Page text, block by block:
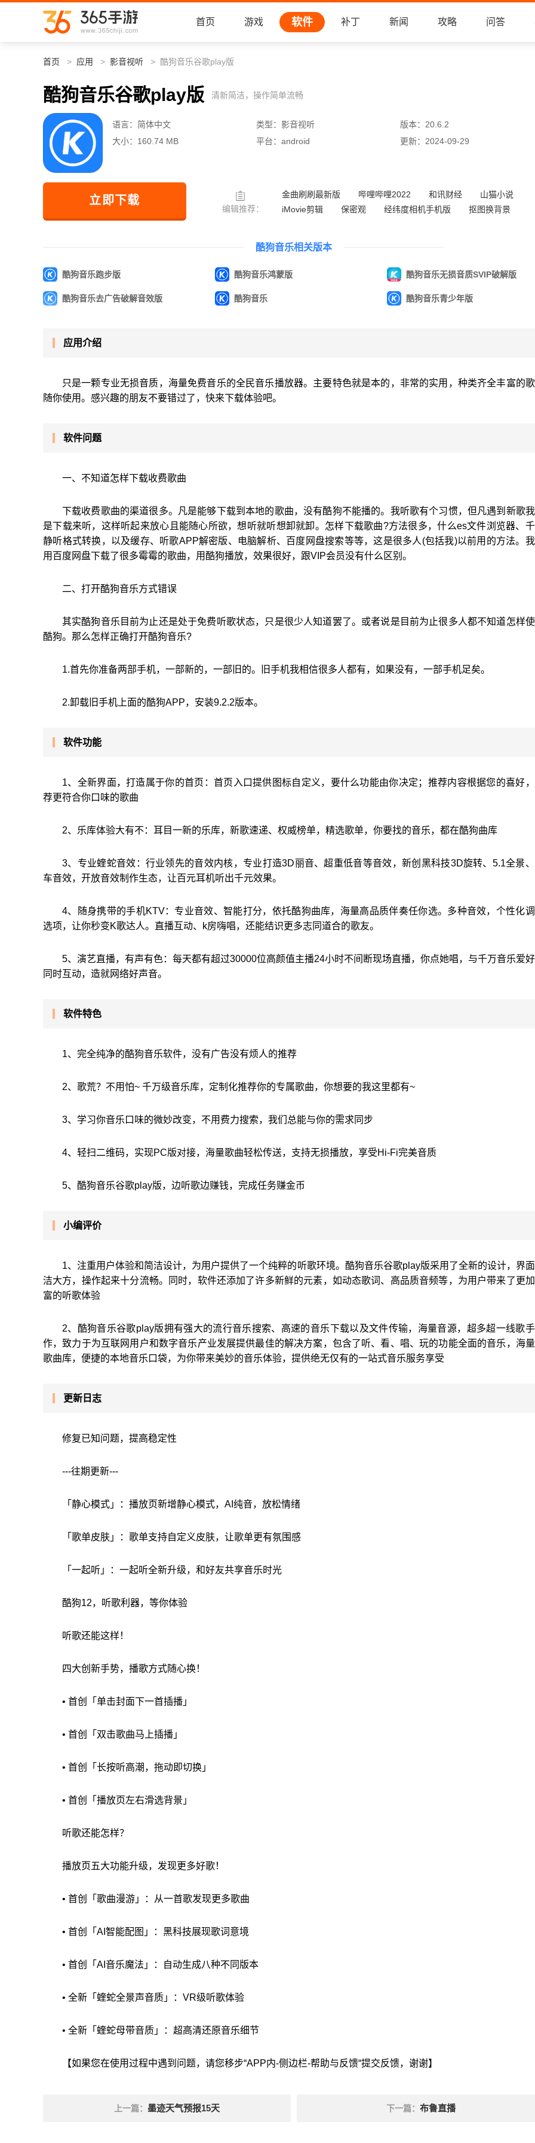
首页 游戏 软件 补丁 新闻 攻略 问答
首页 应用 影音视听 酷狗音乐谷歌play版
酷狗音乐谷歌play版 清新简洁，操作简单流畅
语言： 简体中文 类型： 影音视听 版本： 20.6.2
大小： 160.74 MB 平台： android 更新： 2024-09-29
立即下载
编辑推荐：
金曲刷刷最新版 哔哩哔哩2022 和讯财经
山猫小说
iMovie剪辑
保密观 经纬度相机手机版 抠图换背景
酷狗音乐相关版本
酷狗音乐跑步版 酷狗音乐鸿蒙版 酷狗音乐无损音质SVIP破解版
酷狗音乐去广告破解音效版 酷狗音乐 酷狗音乐青少年版
应用介绍
只是一颗专业无损音质，海量免费音乐的全民音乐播放器。主要特色就是本的，非常的实用，种类齐全丰富的
随你使用。感兴趣的朋友不要错过了，快来下载体验吧。
软件问题
一、不知道怎样下载收费歌曲
下载收费歌曲的渠道很多。凡是能够下载到本地的歌曲，没有酷狗不能播的。我听歌有个习惯，但凡遇到新歌
是下载来听，这样听起来放心且能随心所欲，想听就听想卸就卸。怎样下载歌曲?方法很多，什么es文件浏览器、
静听格式转换，以及缓存、听歌APP解密版、电脑解析、百度网盘搜索等等，这是很多人(包括我)以前用的方法。
用百度网盘下载了很多霉霉的歌曲，用酷狗播放，效果很好，跟VIP会员没有什么区别。
二、打开酷狗音乐方式错误
其实酷狗音乐目前为止还是处于免费听歌状态，只是很少人知道罢了。或者说是目前为止很多人都不知道怎样
酷狗。那么怎样正确打开酷狗音乐?
1.首先你准备两部手机，一部新的，一部旧的。旧手机我相信很多人都有，如果没有，一部手机足矣。
2.卸载旧手机上面的酷狗APP，安装9.2.2版本。
软件功能
1、全新界面，打造属于你的首页：首页入口提供图标自定义，要什么功能由你决定；推荐内容根据您的喜好
荐更符合你口味的歌曲
2、乐库体验大有不：耳目一新的乐库，新歌速递、权威榜单，精选歌单，你要找的音乐，都在酷狗曲库
3、专业蝰蛇音效：行业领先的音效内核，专业打造3D丽音、超重低音等音效，新创黑科技3D旋转、5.1全景
车音效，开放音效制作生态，让百元耳机听出千元效果。
4、随身携带的手机KTV：专业音效、智能打分，依托酷狗曲库，海量高品质伴奏任你选。多种音效，个性化
选项，让你秒变K歌达人。直播互动、k房嗨唱，还能结识更多志同道合的歌友。
5、演艺直播，有声有色：每天都有超过30000位高颜值主播24小时不间断现场直播，你点她唱，与千万音乐爱
同时互动，造就网络好声音。
软件特色
1、完全纯净的酷狗音乐软件，没有广告没有烦人的推荐
2、歌荒？不用怕~ 千万级音乐库，定制化推荐你的专属歌曲，你想要的我这里都有~
3、学习你音乐口味的微妙改变，不用费力搜索，我们总能与你的需求同步
4、轻扫二维码，实现PC版对接，海量歌曲轻松传送，支持无损播放，享受Hi-Fi完美音质
5、酷狗音乐谷歌play版，边听歌边赚钱，完成任务赚金币
小编评价
1、注重用户体验和简洁设计，为用户提供了一个纯粹的听歌环境。酷狗音乐谷歌play版采用了全新的设计，界
洁大方，操作起来十分流畅。同时，软件还添加了许多新鲜的元素，如动态歌词、高品质音频等，为用户带来了更
富的听歌体验
2、酷狗音乐谷歌play版拥有强大的流行音乐搜索、高速的音乐下载以及文件传输，海量音源，超多超一线歌
作，致力于为互联网用户和数字音乐产业发展提供最佳的解决方案，包含了听、看、唱、玩的功能全面的音乐，海
歌曲库，便捷的本地音乐口袋，为你带来美妙的音乐体验，提供绝无仅有的一站式音乐服务享受
更新日志
修复已知问题，提高稳定性
---往期更新---
「静心模式」：播放页新增静心模式，AI纯音，放松情绪
「歌单皮肤」：歌单支持自定义皮肤，让歌单更有氛围感
「一起听」：一起听全新升级，和好友共享音乐时光
酷狗12，听歌利器，等你体验
听歌还能这样！
四大创新手势，播歌方式随心换！
• 首创「单击封面下一首插播」
• 首创「双击歌曲马上插播」
• 首创「长按听高潮，拖动即切换」
• 首创「播放页左右滑选背景」
听歌还能怎样？
播放页五大功能升级，发现更多好歌！
• 首创「歌曲漫游」：从一首歌发现更多歌曲
• 首创「AI智能配图」：黑科技展现歌词意境
• 首创「AI音乐魔法」：自动生成八种不同版本
• 全新「蝰蛇全景声音质」：VR级听歌体验
• 全新「蝰蛇母带音质」：超高清还原音乐细节
【如果您在使用过程中遇到问题，请您移步“APP内-侧边栏-帮助与反馈“提交反馈，谢谢】
上一篇： 墨迹天气预报15天 下一篇： 布鲁直播